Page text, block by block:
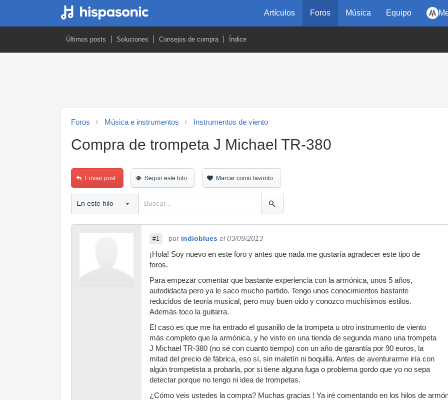
Artículos Foros Música Equipo
Últimos posts Soluciones Consejos de compra Índice
Foros Música e instrumentos Instrumentos de viento
Compra de trompeta J Michael TR-380
Enviar post Seguir este hilo Marcar como favorito
#1 por indioblues el 03/09/2013
¡Hola! Soy nuevo en este foro y antes que nada me gustaría agradecer este tipo de
foros.
Para empezar comentar que bastante experiencia con la armónica, unos 5 años,
autodidacta pero ya le saco mucho partido. Tengo unos conocimientos bastante
reducidos de teoría musical, pero muy buen oido y conozco muchísimos estilos.
Además toco la guitarra.
El caso es que me ha entrado el gusanillo de la trompeta u otro instrumento de viento
más completo que la armónica, y he visto en una tienda de segunda mano una trompeta
J Michael TR-380 (no sé con cuanto tiempo) con un año de garantía por 90 euros, la
mitad del precio de fábrica, eso sí, sin maletín ni boquilla. Antes de aventurarme iría con
algún trompetista a probarla, por si tiene alguna fuga o problema gordo que yo no sepa
detectar porque no tengo ni idea de trompetas.
¿Cómo veis ustedes la compra? Muchas gracias ! Ya iré comentando en los hilos de